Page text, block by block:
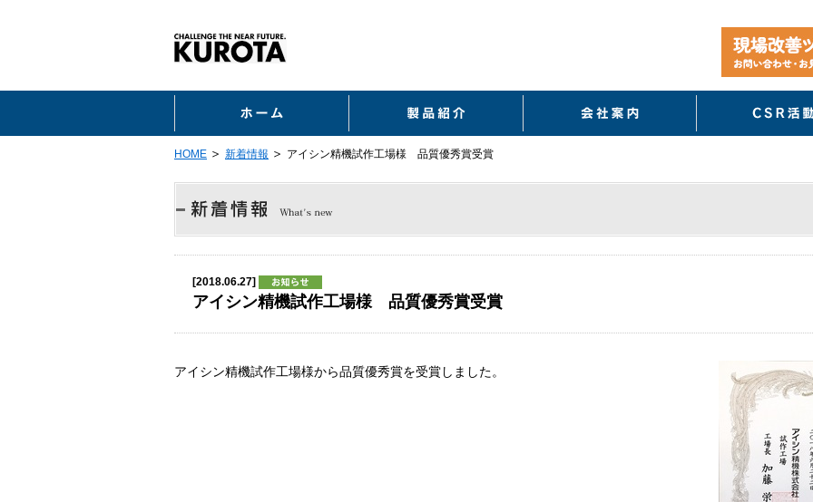
HOME 新着情報 アイシン精機試作工場様 品質優秀賞受賞
[2018.06.27]
アイシン精機試作工場様 品質優秀賞受賞
アイシン精機試作工場様から品質優秀賞を受賞しました。